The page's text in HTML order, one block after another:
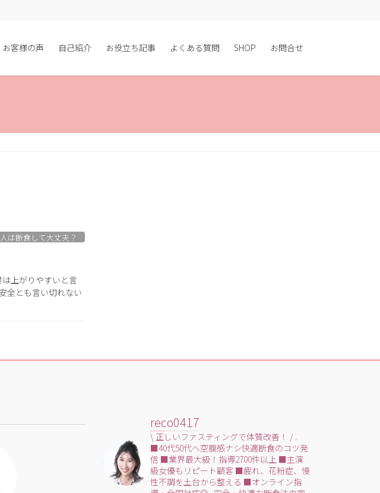
お客様の声 自己紹介 お役立ち記事 よくある質問 SHOP お問合せ
は断食して大丈夫？
上がりやすいと言
全とも言い切れない
reco0417
\ 正しいファスティングで体質改善！ /.
■40代50代へ空腹感ナシ快適断食のコツ発
信 ■業界最大級！指導2700件以上 ■主演
級女優もリピート顧客 ■疲れ、花粉症、慢
性不調を土台から整える ■オンライン指